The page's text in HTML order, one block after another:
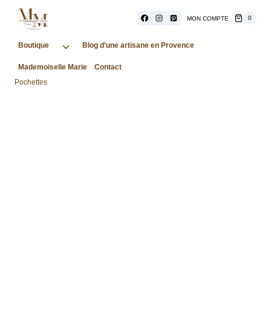
contenu
MON COMPTE 0
Boutique
Ouvrir/fermer
menu
Blog d’une artisane en Provence
Mademoiselle Marie
Contact
Pochettes